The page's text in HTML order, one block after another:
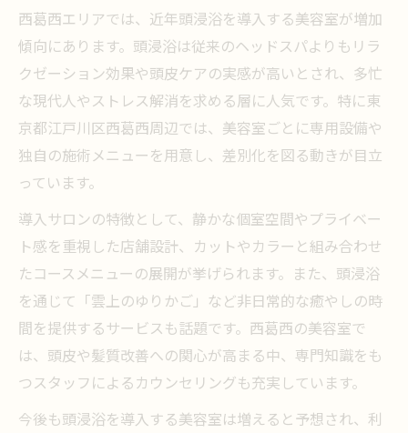
西葛西エリアでは、近年頭浸浴を導入する美容室が増加
傾向にあります。頭浸浴は従来のヘッドスパよりもリラ
クゼーション効果や頭皮ケアの実感が高いとされ、多忙
な現代人やストレス解消を求める層に人気です。特に東
京都江戸川区西葛西周辺では、美容室ごとに専用設備や
独自の施術メニューを用意し、差別化を図る動きが目立
っています。
導入サロンの特徴として、静かな個室空間やプライベー
ト感を重視した店舗設計、カットやカラーと組み合わせ
たコースメニューの展開が挙げられます。また、頭浸浴
を通じて「雲上のゆりかご」など非日常的な癒やしの時
間を提供するサービスも話題です。西葛西の美容室で
は、頭皮や髪質改善への関心が高まる中、専門知識をも
つスタッフによるカウンセリングも充実しています。
今後も頭浸浴を導入する美容室は増えると予想され、利